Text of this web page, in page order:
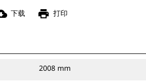
下载 print 打印
2008 mm